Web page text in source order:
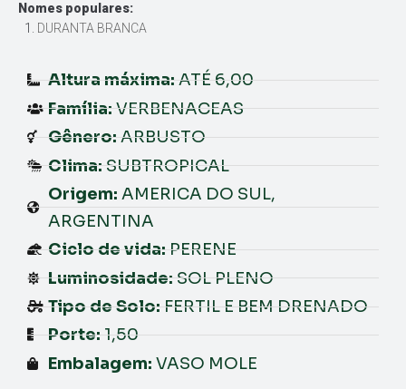
Nomes populares:
DURANTA BRANCA
Altura máxima: ATÉ 6,00
Família: VERBENACEAS
Gênero: ARBUSTO
Clima: SUBTROPICAL
Origem: AMERICA DO SUL,
ARGENTINA
Ciclo de vida: PERENE
Luminosidade: SOL PLENO
Tipo de Solo: FERTIL E BEM DRENADO
Porte: 1,50
Embalagem: VASO MOLE